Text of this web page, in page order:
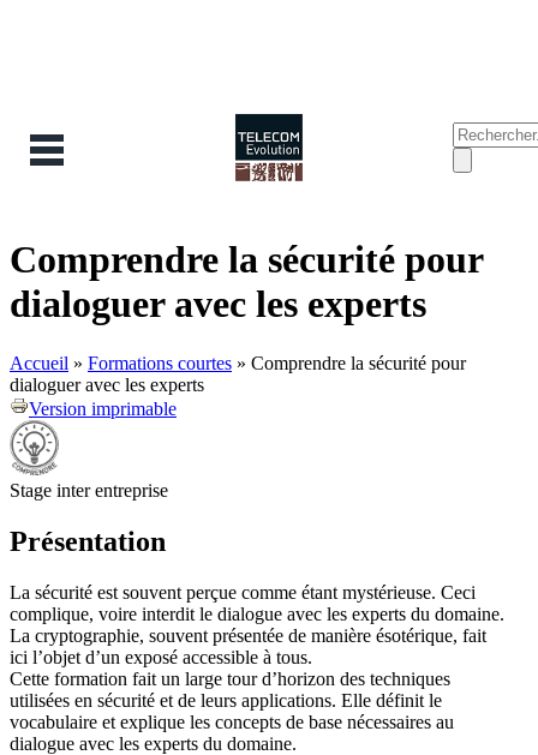
Comprendre la sécurité pour
dialoguer avec les experts
Accueil » Formations courtes » Comprendre la sécurité pour
dialoguer avec les experts
Version imprimable
Stage inter entreprise
Présentation
La sécurité est souvent perçue comme étant mystérieuse. Ceci
complique, voire interdit le dialogue avec les experts du domaine.
La cryptographie, souvent présentée de manière ésotérique, fait
ici l’objet d’un exposé accessible à tous.
Cette formation fait un large tour d’horizon des techniques
utilisées en sécurité et de leurs applications. Elle définit le
vocabulaire et explique les concepts de base nécessaires au
dialogue avec les experts du domaine.